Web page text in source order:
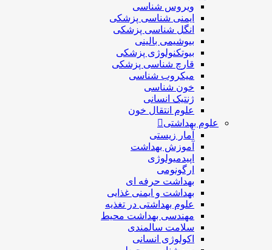
ویروس شناسی
ایمنی شناسی پزشكی
انگل شناسی پزشکی
بیوشیمی بالینی
بیوتکنولوژی پزشکی
قارچ شناسی پزشکی
ميكروب شناسی
خون شناسی
ژنتیک انسانی
علوم انتقال خون
علوم بهداشتی
آمار زیستی
آموزش بهداشت
اپیدمیولوژی
ارگونومی
بهداشت حرفه ای
بهداشت و ایمنی غذایی
علوم بهداشتی در تغذیه
مهندسی بهداشت محيط
سلامت سالمندی
اکولوژی انسانی